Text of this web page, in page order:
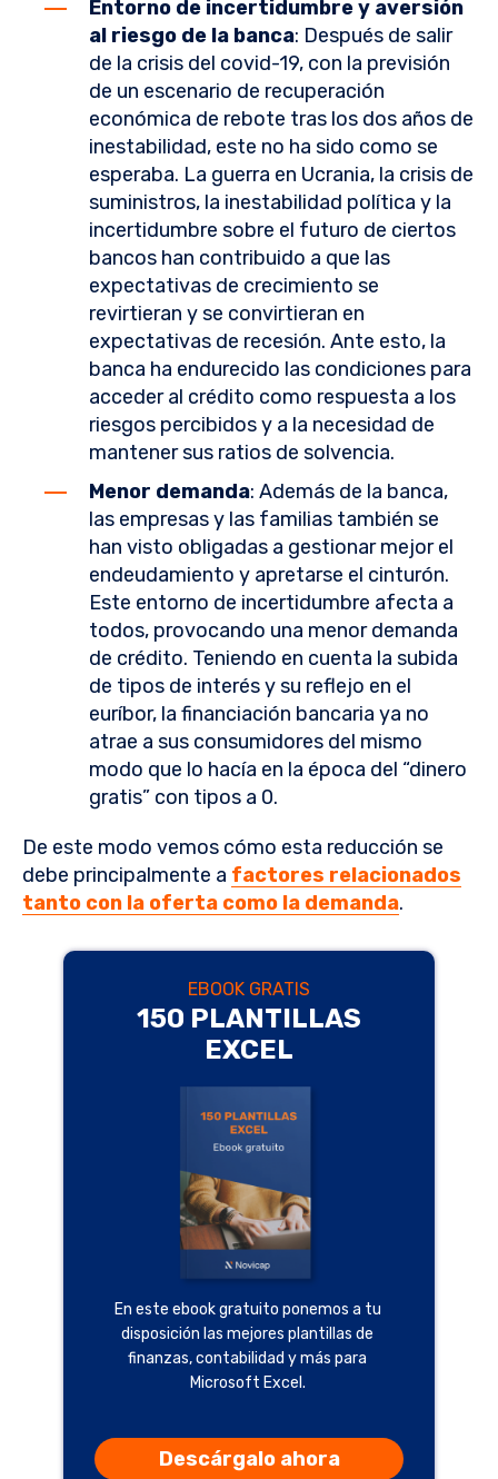
Entorno de incertidumbre y aversión
al riesgo de la banca: Después de salir
de la crisis del covid-19, con la previsión
de un escenario de recuperación
económica de rebote tras los dos años de
inestabilidad, este no ha sido como se
esperaba. La guerra en Ucrania, la crisis de
suministros, la inestabilidad política y la
incertidumbre sobre el futuro de ciertos
bancos han contribuido a que las
expectativas de crecimiento se
revirtieran y se convirtieran en
expectativas de recesión. Ante esto, la
banca ha endurecido las condiciones para
acceder al crédito como respuesta a los
riesgos percibidos y a la necesidad de
mantener sus ratios de solvencia.
Menor demanda: Además de la banca,
las empresas y las familias también se
han visto obligadas a gestionar mejor el
endeudamiento y apretarse el cinturón.
Este entorno de incertidumbre afecta a
todos, provocando una menor demanda
de crédito. Teniendo en cuenta la subida
de tipos de interés y su reflejo en el
euríbor, la financiación bancaria ya no
atrae a sus consumidores del mismo
modo que lo hacía en la época del “dinero
gratis” con tipos a 0.
De este modo vemos cómo esta reducción se
debe principalmente a factores relacionados
tanto con la oferta como la demanda.
En este ebook gratuito ponemos a tu
disposición las mejores plantillas de
finanzas, contabilidad y más para
Microsoft Excel.
150 PLANTILLAS
EXCEL
EBOOK GRATIS
Descárgalo ahora